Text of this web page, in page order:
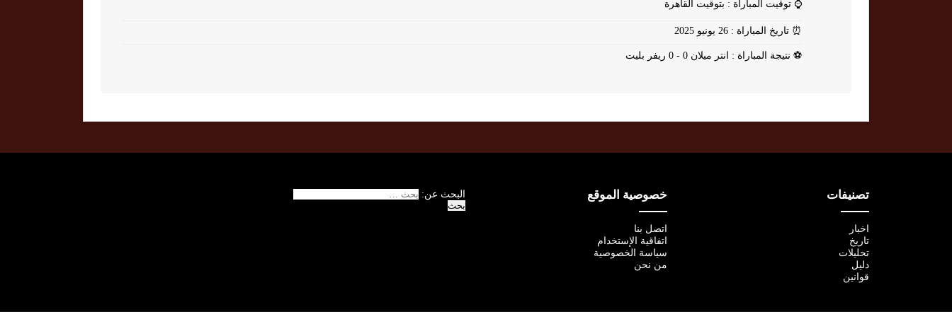
⌚ توقيت المباراة : بتوقيت القاهرة
⏰ تاريخ المباراة : 26 يونيو 2025
⚽ نتيجة المباراة : انتر ميلان 0 - 0 ريفر بليت
تصنيفات
اخبار
تاريخ
تحليلات
دليل
قوانين
خصوصية الموقع
اتصل بنا
اتفاقية الإستخدام
سياسة الخصوصية
من نحن
البحث عن: